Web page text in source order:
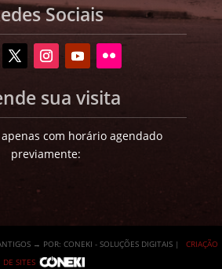
Sociais
sua visita
com horário agendado
previamente:
→ POR: CONEKI - SOLUÇÕES DIGITAIS |
CRIAÇÃO
DE SITES